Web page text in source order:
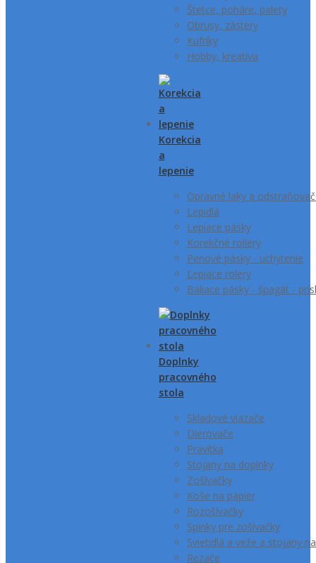
Štetce, poháre, palety
Obrusy, zástery
Kufríky
Hobby, kreatíva
Korekcia
a
lepenie
Opravné laky a
Lepidlá
Lepiace pásky
Korekčné rollery
Penové pásky - uchytenie
Lepiace rolery
Baliace pásky - špagát -
Doplnky
pracovného
stola
Skladové viazače
Dierovače
Pravítka
Stojany na doplnky
Zošívačky
Koše na papier
Rozošívačky
Spinky pre zošívačky
Svietidlá a veže a stojany
Rezače